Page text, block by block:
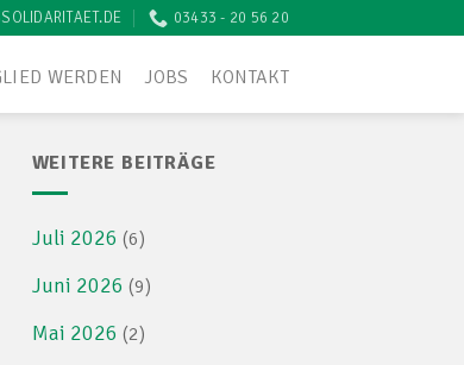
03433 - 20 56 20
WERDEN JOBS KONTAKT
WEITERE BEITRÄGE
Juli 2026 (6)
Juni 2026 (9)
Mai 2026 (2)